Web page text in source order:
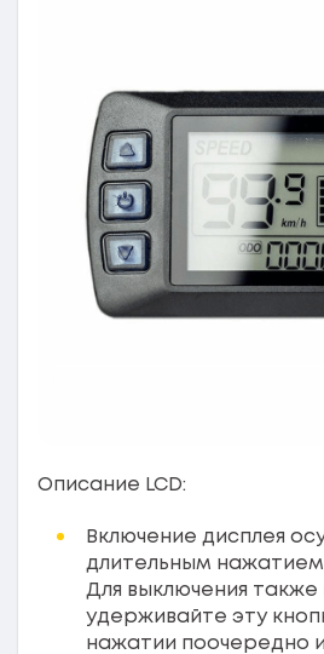
Описание LCD:
Включение дисплея
длительным
Для выключения
удерживайте эту
нажатии поочередно